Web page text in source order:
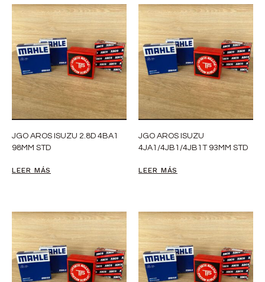
JGO AROS ISUZU 2.8D 4BA1
98MM STD
LEER MÁS
JGO AROS ISUZU
4JA1/4JB1/4JB1T 93MM STD
LEER MÁS